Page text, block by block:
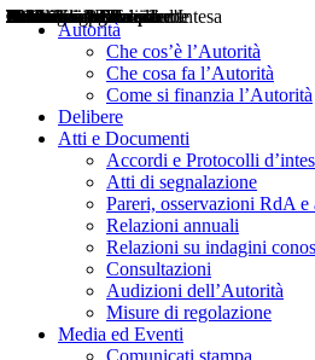
Autorità
Che cos’è l’Autorità
Che cosa fa l’Autorità
Come si finanzia l’Autorità
Delibere
Atti e Documenti
Accordi e Protocolli
Atti di segnalazione
Pareri, osservazioni RdA
Relazioni annuali
Relazioni su indagini
Consultazioni
Audizioni dell’Autorità
Misure di regolazione
Media ed Eventi
Comunicati stampa
Delibere
Pareri
Consultazioni
Audizioni
Atti di Segnalazione
Accordi e Protocolli d'Intesa
Relazioni annuali
Misure di regolazione
Notizie
Comunicati Stampa
Bollettini ART
Convegni ART
Interviste del Presidente
Articoli in primo piano
Interventi del Presidente
2004
2005
2010
2013
2014
2015
2016
2017
2018
2019
202
2020
2021
2022
2023
2024
2025
2026
Aereo
Marittimo
Terrestre